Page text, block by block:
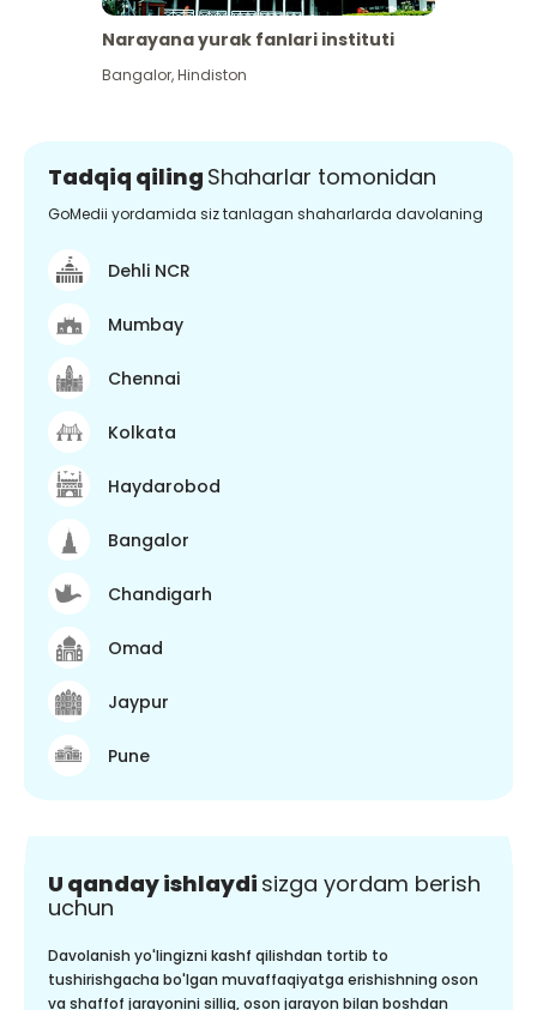
Narayana yurak fanlari instituti
Bangalor,Hindiston
Tadqiq qiling Shaharlar tomonidan
GoMedii yordamida siz tanlagan shaharlarda davolaning
Dehli NCR
Mumbay
Chennai
Kolkata
Haydarobod
Bangalor
Chandigarh
Omad
Jaypur
Pune
U qanday ishlaydi sizga yordam berish
uchun
Davolanish yo'lingizni kashf qilishdan tortib to
tushirishgacha bo'lgan muvaffaqiyatga erishishning oson
va shaffof jarayonini silliq, oson jarayon bilan boshdan